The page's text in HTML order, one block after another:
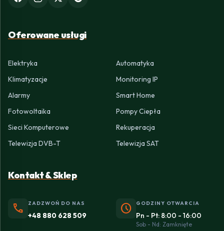
Oferowane usługi
Elektryka
Automatyka
Klimatyzacje
Monitoring IP
Alarmy
Smart Home
Fotowoltaika
Pompy Ciepła
Sieci Komputerowe
Rekuperacja
Telewizja DVB-T
Telewizja SAT
Kontakt & Sklep
phone ZADZWOŃ DO NAS
+48 880 628 509 schedule GODZINY OTWARCIA
Pn - Pt: 8:00 - 16:00
Sob - Nd: Zamknięte